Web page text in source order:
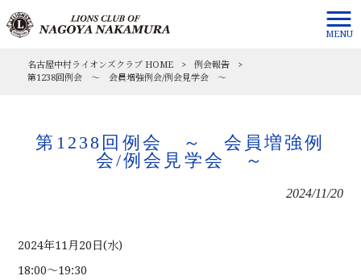
MENU
名古屋中村ライオンズクラブ HOME > 例会報告
>
第1238回例会 ～ 会員増強例会/例会見学会 ～
第1238回例会 ～ 会員増強例
会/例会見学会 ～
2024/11/20
2024年11月20日(水)
18:00～19:30